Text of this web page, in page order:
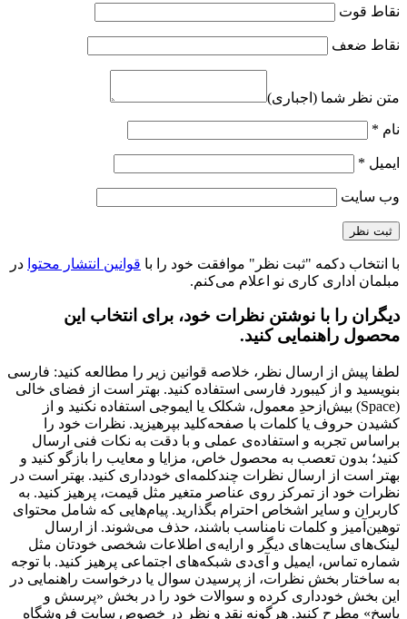
کیفیت ساخت
نشانی ایمیل شما منتشر نخواهد شد.
علامت‌گذاری شده‌اند
نقاط قوت
نقاط ضعف
متن نظر شما (اجباری)
نام*
ایمیل *
وب‌ سایت
با انتخاب دکمه "ثبت نظر" موافقت خود را باقوانین انتشار محتوا
مبلمان اداری کاری نو اعلام می‌کنم.
دیگران را با نوشتن نظرات خود، برای انتخاب این
محصول راهنمایی کنید.